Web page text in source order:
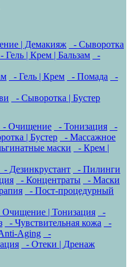
| Демакияж
- Сыворотка
- Гель | Крем | Бальзам
-
- Гель | Крем - Помада
-
- Сыворотка | Бустер
- Очищение - Тонизация
-
| Бустер
- Массажное
маски
- Крем |
- Дезинкрустант
- Пилинги
- Концентраты
- Маски
- Пост-процедурный
Очищение | Тонизация
-
- Чувствительная кожа
-
Aging
-
- Отеки | Дренаж